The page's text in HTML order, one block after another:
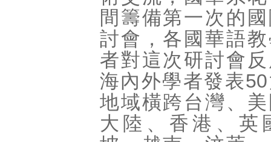
間籌備第一次的
討會，各國華語
者對這次研討會
海內外學者發表
地域橫跨台灣、
大陸、香港、英